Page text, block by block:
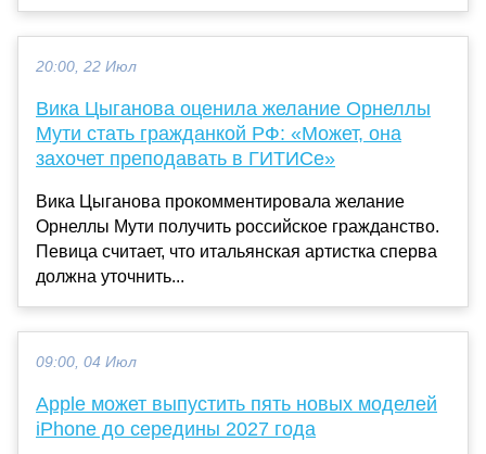
20:00, 22 Июл
Вика Цыганова оценила желание Орнеллы
Мути стать гражданкой РФ: «Может, она
захочет преподавать в ГИТИСе»
Вика Цыганова прокомментировала желание
Орнеллы Мути получить российское гражданство.
Певица считает, что итальянская артистка сперва
должна уточнить...
09:00, 04 Июл
Apple может выпустить пять новых моделей
iPhone до середины 2027 года